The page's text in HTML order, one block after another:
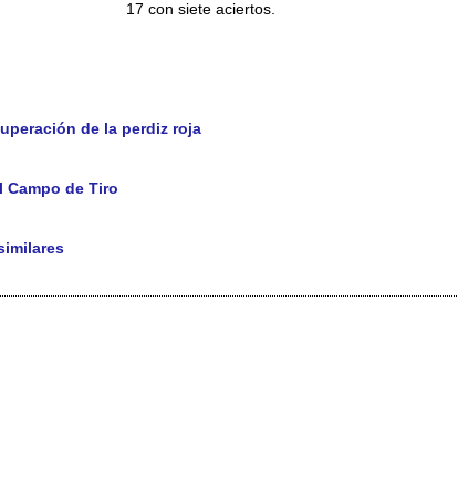
17 con siete aciertos.
de la perdiz roja
Campo de Tiro